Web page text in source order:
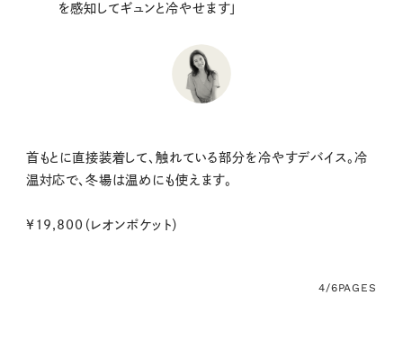
を感知してギュンと冷やせます」
首もとに直接装着して、触れている部分を冷やすデバイス。冷
温対応で、冬場は温めにも使えます。
¥19,800（レオンポケット）
4/6PAGES